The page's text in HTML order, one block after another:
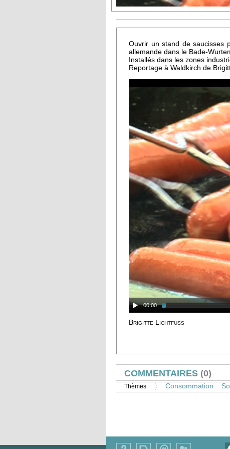
Ouvrir un stand de saucisses
allemande dans le Bade-
Installés dans les zones
Reportage à Waldkirch de
00:00
Brigitte Lichtfuss
AFFICHER
COMMENTAIRES (0)
Thèmes Consommation